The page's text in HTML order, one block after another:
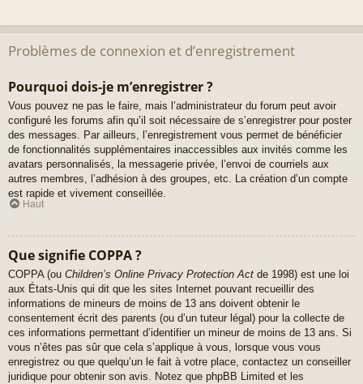
Problèmes de connexion et d’enregistrement
Pourquoi dois-je m’enregistrer ?
Vous pouvez ne pas le faire, mais l’administrateur du forum peut avoir
configuré les forums afin qu’il soit nécessaire de s’enregistrer pour poster
des messages. Par ailleurs, l’enregistrement vous permet de bénéficier
de fonctionnalités supplémentaires inaccessibles aux invités comme les
avatars personnalisés, la messagerie privée, l’envoi de courriels aux
autres membres, l’adhésion à des groupes, etc. La création d’un compte
est rapide et vivement conseillée.
Haut
Que signifie COPPA ?
COPPA (ou Children’s Online Privacy Protection Act de 1998) est une loi
aux États-Unis qui dit que les sites Internet pouvant recueillir des
informations de mineurs de moins de 13 ans doivent obtenir le
consentement écrit des parents (ou d’un tuteur légal) pour la collecte de
ces informations permettant d’identifier un mineur de moins de 13 ans. Si
vous n’êtes pas sûr que cela s’applique à vous, lorsque vous vous
enregistrez ou que quelqu’un le fait à votre place, contactez un conseiller
juridique pour obtenir son avis. Notez que phpBB Limited et les